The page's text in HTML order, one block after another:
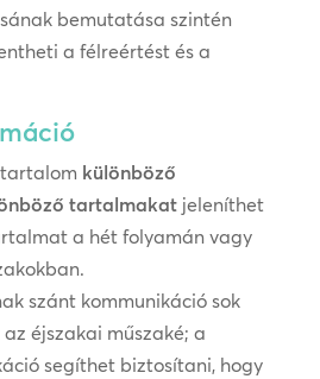
bemutatása szintén
a félreértést és a
különböző
tartalmakatjeleníthet
a hét folyamán vagy
szánt kommunikáció sok
éjszakai műszaké; a
segíthet biztosítani, hogy